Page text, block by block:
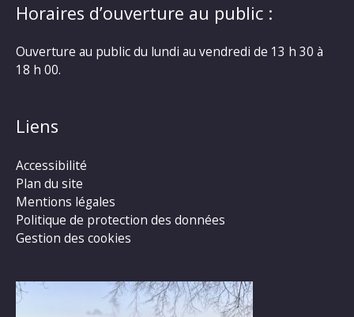
Horaires d’ouverture au public :
Ouverture au public du lundi au vendredi de 13 h 30 à
18 h 00.
Liens
Accessibilité
Plan du site
Mentions légales
Politique de protection des données
Gestion des cookies